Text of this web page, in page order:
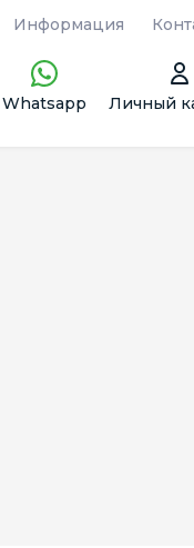
Информация
Whatsapp Личный